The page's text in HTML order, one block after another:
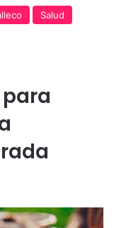
Salud